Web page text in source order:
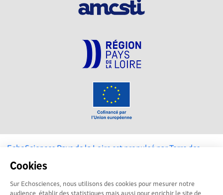
Cookies
Sur Echosciences, nous utilisons des cookies pour mesurer notre
audience, établir des statistiques mais aussi pour enrichir le site de
EchoSciences Pays de la Loire est propulsé parTerre des
Sciences
Mentions légales|Politique de confidentialité|CGU